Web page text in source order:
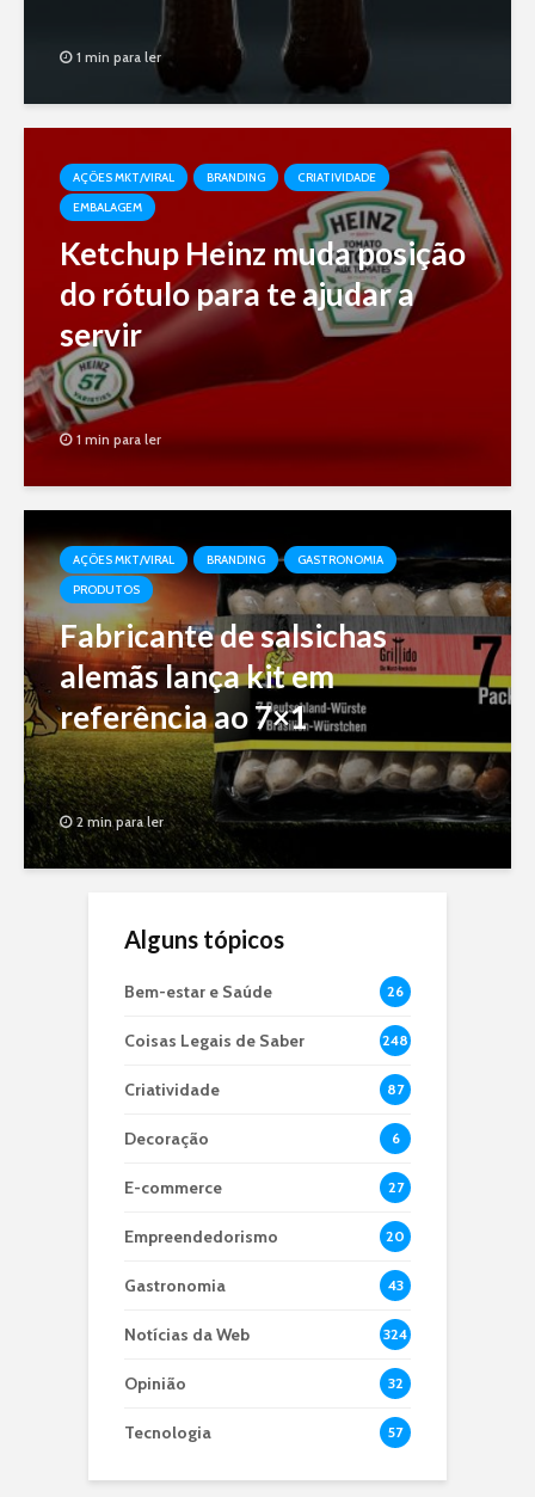
1 min para ler
AÇÕES MKT/VIRAL BRANDING
CRIATIVIDADE
EMBALAGEM
Ketchup Heinz muda posição
do rótulo para te ajudar a
servir
1 min para ler
AÇÕES MKT/VIRAL BRANDING
GASTRONOMIA
PRODUTOS
Fabricante de salsichas
alemãs lança kit em
referência ao 7×1
2 min para ler
Alguns tópicos
Bem-estar e Saúde 26
Coisas Legais de Saber 248
Criatividade 87
Decoração 6
E-commerce 27
Empreendedorismo 20
Gastronomia 43
Notícias da Web 324
Opinião 32
Tecnologia 57